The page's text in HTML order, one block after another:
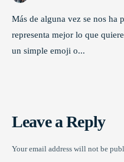
Más de alguna vez se nos ha
representa mejor lo que
un simple emoji o...
Leave a Reply
Your email address will not be